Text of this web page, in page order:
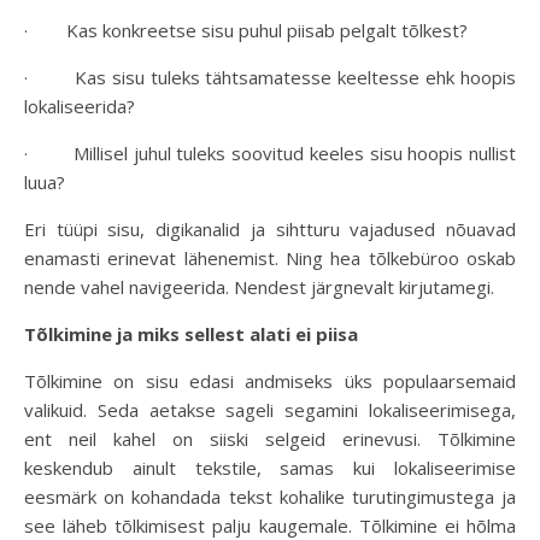
· Kas konkreetse sisu puhul piisab pelgalt tõlkest?
· Kas sisu tuleks tähtsamatesse keeltesse ehk hoopis
lokaliseerida?
· Millisel juhul tuleks soovitud keeles sisu hoopis nullist
luua?
Eri tüüpi sisu, digikanalid ja sihtturu vajadused nõuavad
enamasti erinevat lähenemist. Ning hea tõlkebüroo oskab
nende vahel navigeerida. Nendest järgnevalt kirjutamegi.
Tõlkimine ja miks sellest alati ei piisa
Tõlkimine on sisu edasi andmiseks üks populaarsemaid
valikuid. Seda aetakse sageli segamini lokaliseerimisega,
ent neil kahel on siiski selgeid erinevusi. Tõlkimine
keskendub ainult tekstile, samas kui lokaliseerimise
eesmärk on kohandada tekst kohalike turutingimustega ja
see läheb tõlkimisest palju kaugemale. Tõlkimine ei hõlma